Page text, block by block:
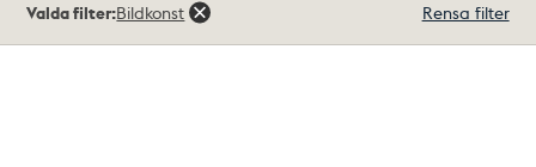
träffar
Valda filter:Bildkonst Rensa filter